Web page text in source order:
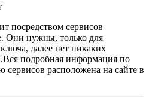
посредством сервисов
Они нужны, только для
далее нет никаких
подробная информация по
расположена на сайте в